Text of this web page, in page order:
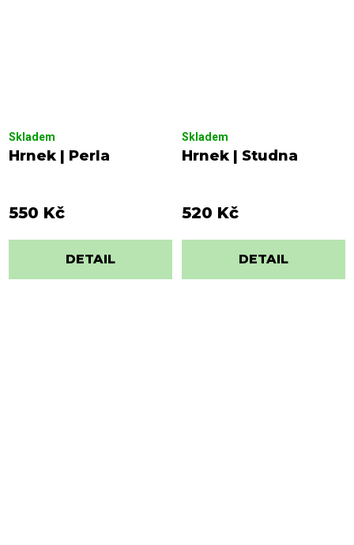
Hrnek | Perla
Skladem
550 Kč
DETAIL
Hrnek | Studna
Skladem
520 Kč
DETAIL